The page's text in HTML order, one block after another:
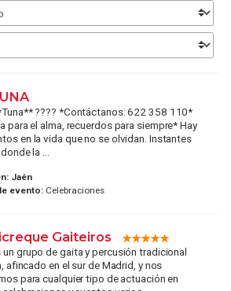
???? *Contáctanos: 622 358 110*
para el alma, recuerdos para siempre* Hay
en la vida que no se olvidan. Instantes
la ...
Jaén
evento:Celebraciones
Gaiteiros
un grupo de gaita y percusión tradicional
afincado en el sur de Madrid, y nos
para cualquier tipo de actuación en